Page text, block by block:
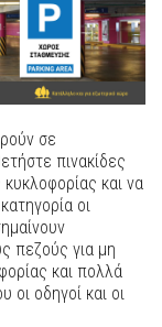
σε
πινακίδες
και να
οι
πεζούς για μη
και πολλά
οδηγοί και οι